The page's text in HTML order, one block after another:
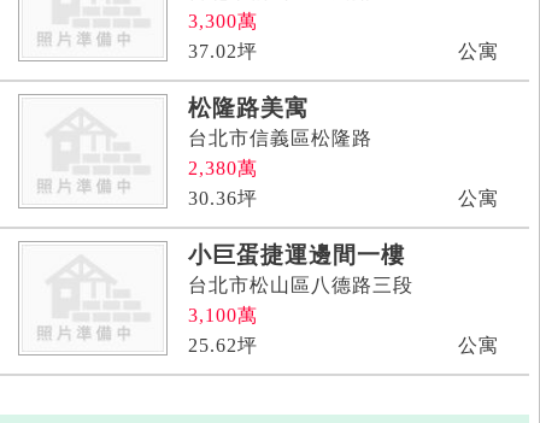
3,300萬
37.02坪 公寓
松隆路美寓
台北市信義區松隆路
2,380萬
30.36坪 公寓
小巨蛋捷運邊間一樓
台北市松山區八德路三段
3,100萬
25.62坪 公寓